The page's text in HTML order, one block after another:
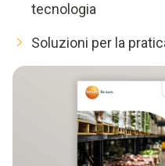
tecnologia
Soluzioni per la